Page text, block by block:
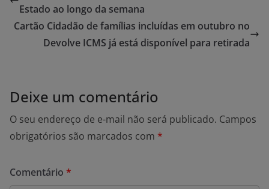
Estado ao longo da semana
Cartão Cidadão de famílias incluídas em outubro no
Devolve ICMS já está disponível para retirada
Deixe um comentário
O seu endereço de e-mail não será publicado. Campos
obrigatórios são marcados com *
Comentário *